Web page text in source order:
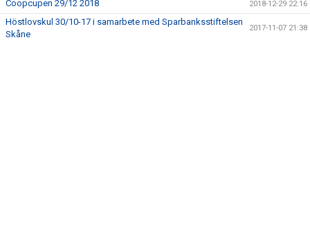
STÖDMEDLEM/ÅRSKORT
KÖPA UTRUSTNING (KH)
Coopcupen 29/12 2018 2018-12-29 22:16
Höstlovskul 30/10-17 i samarbete med Sparbanksstiftelsen
Skåne
2017-11-07 21:38